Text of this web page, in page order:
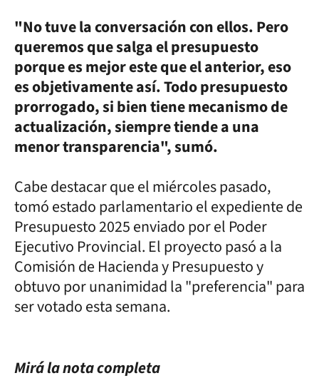
"No tuve la conversación con ellos. Pero
queremos que salga el presupuesto
porque es mejor este que el anterior, eso
es objetivamente así. Todo presupuesto
prorrogado, si bien tiene mecanismo de
actualización, siempre tiende a una
menor transparencia", sumó.
Cabe destacar que el miércoles pasado,
tomó estado parlamentario el expediente de
Presupuesto 2025 enviado por el Poder
Ejecutivo Provincial. El proyecto pasó a la
Comisión de Hacienda y Presupuesto y
obtuvo por unanimidad la "preferencia" para
ser votado esta semana.
Mirá la nota completa